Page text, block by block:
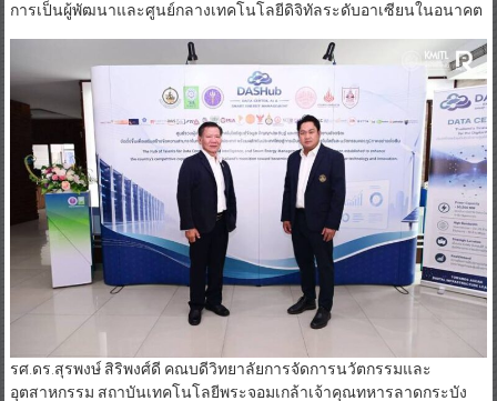
การเป็นผู้พัฒนาและศูนย์กลางเทคโนโลยีดิจิทัลระดับอาเซียนในอนาคต
รศ.ดร.สุรพงษ์ สิริพงศ์ดี คณบดีวิทยาลัยการจัดการนวัตกรรมและ
อุตสาหกรรม สถาบันเทคโนโลยีพระจอมเกล้าเจ้าคุณทหารลาดกระบัง